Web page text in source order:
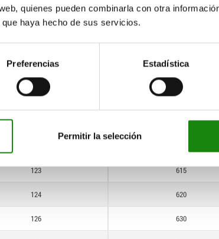
quienes pueden combinarla con otra
haya hecho de sus servicios.
Preferencias Estadística
Permitir la selección
95
110 550
123 615
124 620
126 630